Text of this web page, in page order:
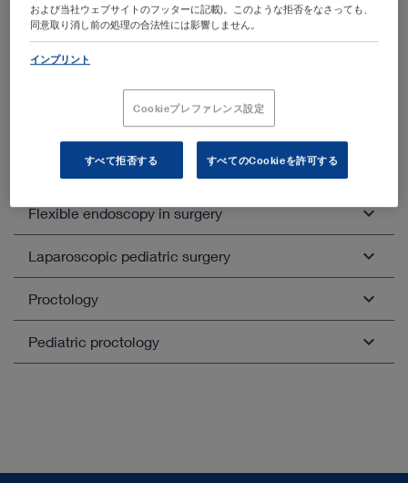
Other categories within General and
Visceral Surgery
Close all
Laparoscopic general and visceral surgery
Colorectal surgery
Hepato-pancreato-biliary surgery
Bariatric surgery
Hernia surgery
Thyroid surgery
Flexible endoscopy in surgery
Choledochoscopy
Open overview
Laparoscopic pediatric surgery
Open overview
Proctology
Proctoscopy
Open overview
Pediatric proctology
および当社ウェブサイトのフッターに記載)。このような拒否をなさっても、
同意取り消し前の処理の合法性には影響しません。
インプリント
Cookieプレファレンス設定
すべて拒否する すべてのCookieを許可する